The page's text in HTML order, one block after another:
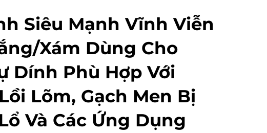
Siêu Mạnh Vĩnh Viễn
Xám Dùng Cho
Dính Phù Hợp Với
Lõm, Gạch Men Bị
Và Các Ứng Dụng